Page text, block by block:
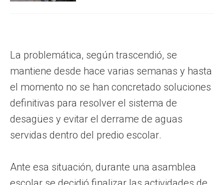
La problemática, según trascendió, se
mantiene desde hace varias semanas y hasta
el momento no se han concretado soluciones
definitivas para resolver el sistema de
desagües y evitar el derrame de aguas
servidas dentro del predio escolar.
Ante esa situación, durante una asamblea